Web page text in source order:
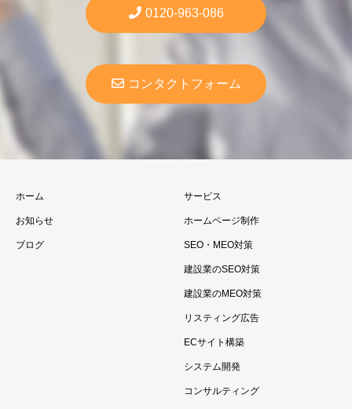
0120-963-086
コンタクトフォーム
ホーム
お知らせ
ブログ
サービス
ホームページ制作
SEO・MEO対策
建設業のSEO対策
建設業のMEO対策
リスティング広告
ECサイト構築
システム開発
コンサルティング